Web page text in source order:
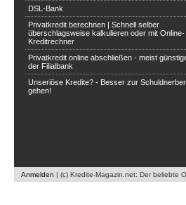
DSL-Bank
Privatkredit berechnen | Schnell selber
überschlagsweise kalkulieren oder mit Online-
Kreditrechner
Privatkredit online abschließen - meist
der Filialbank
Unseriöse Kredite? - Besser zur
gehen!
Anmelden | (c) Kredite-Magazin.net: Der beliebte